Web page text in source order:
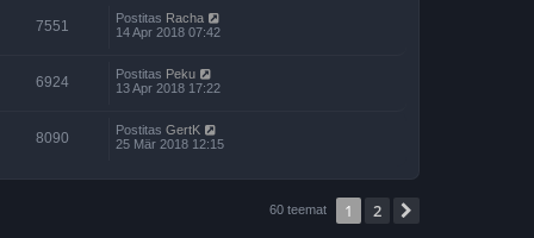
7551 Postitas Racha
14 Apr 2018 07:42
6924 Postitas Peku
13 Apr 2018 17:22
8090 Postitas GertK
25 Mär 2018 12:15
60 teemat 1 2